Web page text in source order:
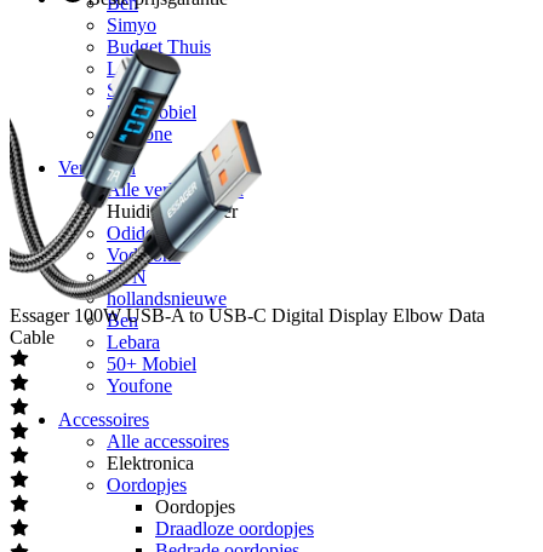
Simyo
Budget Thuis
Lebara
Simpel
50+ Mobiel
Youfone
Verlengen
Alle verlengingen
Huidige provider
Odido
Vodafone
KPN
hollandsnieuwe
Ben
Lebara
50+ Mobiel
Youfone
Accessoires
Alle accessoires
Elektronica
Oordopjes
Oordopjes
Draadloze oordopjes
Essager 100W USB-A to USB-C Digital Display Elbow Data
Cable